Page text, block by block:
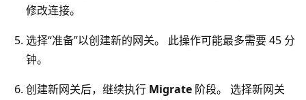
修改连接。
选择“准备”以创建新的网关。 此操作可能最多需要 45 分
钟。
创建新网关后，继续执行 Migrate 阶段。 选择新网关